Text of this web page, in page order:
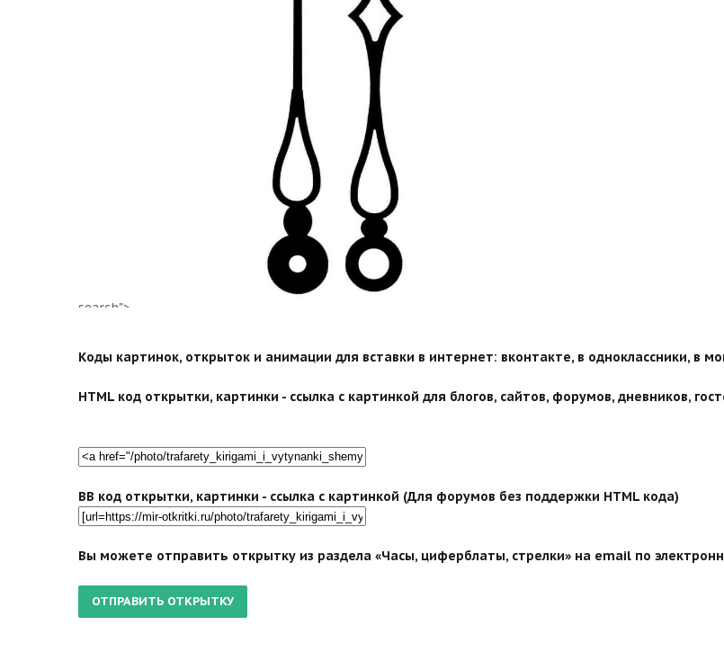
search">
Коды картинок, открыток и анимации для вставки в интернет: вконтакте, в одноклассники, в
HTML код открытки, картинки - ссылка с картинкой для блогов, сайтов, форумов, дневников,
BB код открытки, картинки - ссылка с картинкой (Для форумов без поддержки HTML кода)
Вы можете отправить открытку из раздела «Часы, циферблаты, стрелки» на email по